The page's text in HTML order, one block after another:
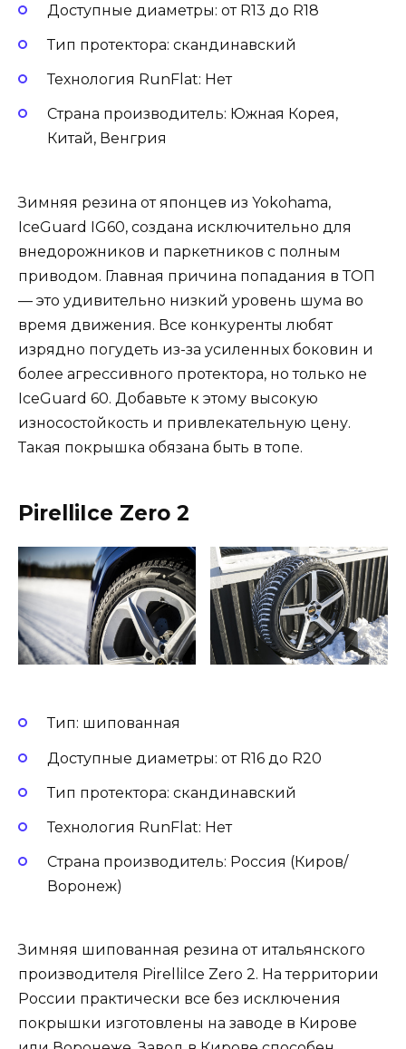
Доступные диаметры: от R13 до R18
Тип протектора: скандинавский
Технология RunFlat: Нет
Страна производитель: Южная Корея,
Китай, Венгрия
Зимняя резина от японцев из Yokohama,
IceGuard IG60, создана исключительно для
внедорожников и паркетников с полным
приводом. Главная причина попадания в ТОП
— это удивительно низкий уровень шума во
время движения. Все конкуренты любят
изрядно погудеть из-за усиленных боковин и
более агрессивного протектора, но только не
IceGuard 60. Добавьте к этому высокую
износостойкость и привлекательную цену.
Такая покрышка обязана быть в топе.
PirelliIce Zero 2
Тип: шипованная
Доступные диаметры: от R16 до R20
Тип протектора: скандинавский
Технология RunFlat: Нет
Страна производитель: Россия (Киров/
Воронеж)
Зимняя шипованная резина от итальянского
производителя PirelliIce Zero 2. На территории
России практически все без исключения
покрышки изготовлены на заводе в Кирове